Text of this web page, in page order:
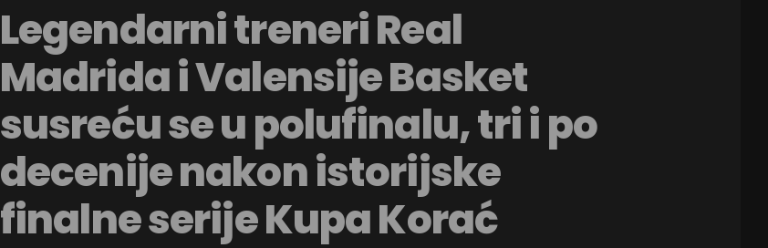
Legendarni treneri Real
Madrida i Valensije Basket
susreću se u polufinalu, tri i po
decenije nakon istorijske
finalne serije Kupa Korać